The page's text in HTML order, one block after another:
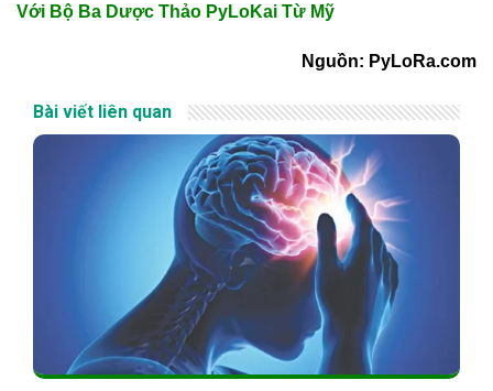
Với Bộ Ba Dược Thảo PyLoKai Từ Mỹ
Nguồn: PyLoRa.com
Bài viết liên quan